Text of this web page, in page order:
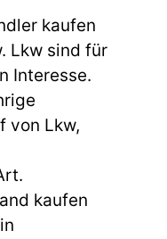
kaufen
Lkw sind für
Interesse.
von Lkw,
kaufen